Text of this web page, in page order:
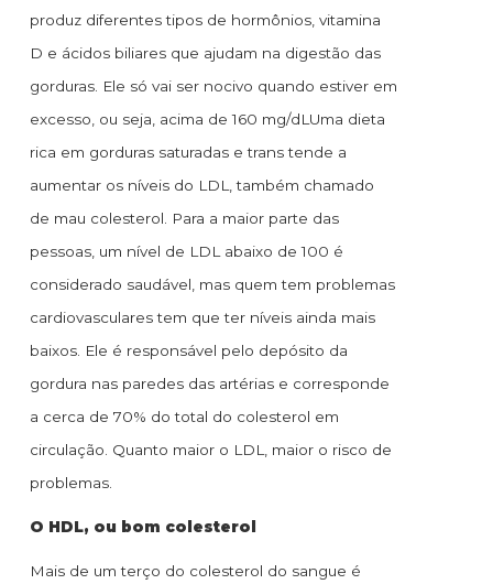
produz diferentes tipos de hormônios, vitamina
D e ácidos biliares que ajudam na digestão das
gorduras. Ele só vai ser nocivo quando estiver em
excesso, ou seja, acima de 160 mg/dLUma dieta
rica em gorduras saturadas e trans tende a
aumentar os níveis do LDL, também chamado
de mau colesterol. Para a maior parte das
pessoas, um nível de LDL abaixo de 100 é
considerado saudável, mas quem tem problemas
cardiovasculares tem que ter níveis ainda mais
baixos. Ele é responsável pelo depósito da
gordura nas paredes das artérias e corresponde
a cerca de 70% do total do colesterol em
circulação. Quanto maior o LDL, maior o risco de
problemas.
O HDL, ou bom colesterol
Mais de um terço do colesterol do sangue é